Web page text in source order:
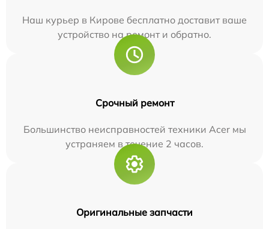
Наш курьер в Кирове бесплатно доставит ваше
устройство на ремонт и обратно.
Срочный ремонт
Большинство неисправностей техники Acer мы
устраняем в течение 2 часов.
Оригинальные запчасти